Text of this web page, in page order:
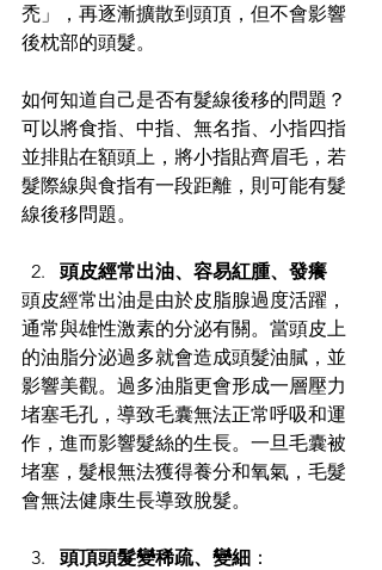
禿」，再逐漸擴散到頭頂，但不會影響
後枕部的頭髮。
如何知道自己是否有髮線後移的問題？
可以將食指、中指、無名指、小指四指
並排貼在額頭上，將小指貼齊眉毛，若
髮際線與食指有一段距離，則可能有髮
線後移問題。
頭皮經常出油、容易紅腫、發癢
頭皮經常出油是由於皮脂腺過度活躍，
通常與雄性激素的分泌有關。當頭皮上
的油脂分泌過多就會造成頭髮油膩，並
影響美觀。過多油脂更會形成一層壓力
堵塞毛孔，導致毛囊無法正常呼吸和運
作，進而影響髮絲的生長。一旦毛囊被
堵塞，髮根無法獲得養分和氧氣，毛髮
會無法健康生長導致脫髮。
頭頂頭髮變稀疏、變細 ：